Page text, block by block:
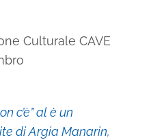
Culturale CAVE
c’è” al è un
di Argia Manarin,